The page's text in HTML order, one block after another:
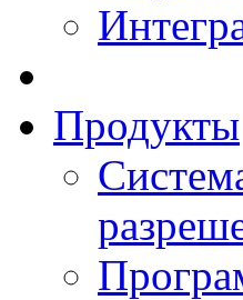
Продукты